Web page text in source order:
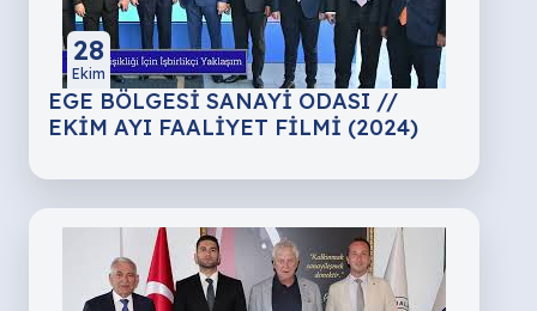
28
Ekim
EGE BÖLGESİ SANAYİ ODASI //
EKİM AYI FAALİYET FİLMİ (2024)